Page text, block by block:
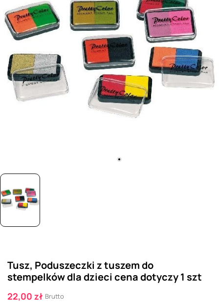
Tusz, Poduszeczki z tuszem do
stempelków dla dzieci cena dotyczy 1 szt
22,00 zł Brutto